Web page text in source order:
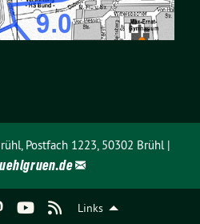
Links
Postfach 1223, 50302 Brühl |